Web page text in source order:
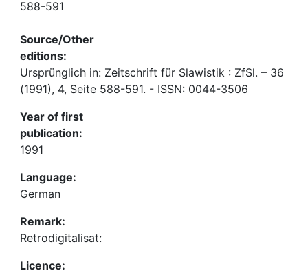
588-591
Source/Other
editions:
Ursprünglich in: Zeitschrift für Slawistik : ZfSl. – 36
(1991), 4, Seite 588-591. - ISSN: 0044-3506
Year of first
publication:
1991
Language:
German
Remark:
Retrodigitalisat:
Licence: